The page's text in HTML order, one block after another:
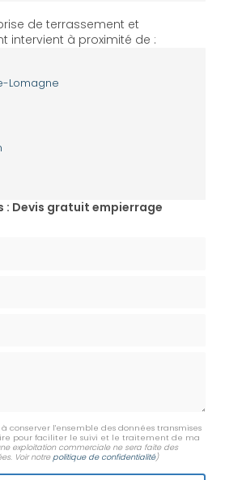
de terrassement et
intervient à proximité de :
Lomagne
Devis gratuit empierrage
conserver l'ensemble des données transmises
pour faciliter le suivi et le traitement de ma
exploitation commerciale ne sera faite des
Voir notrepolitique de confidentialité)